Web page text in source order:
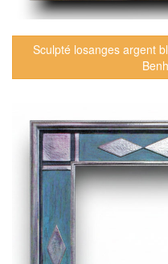
Sculpté losanges argent